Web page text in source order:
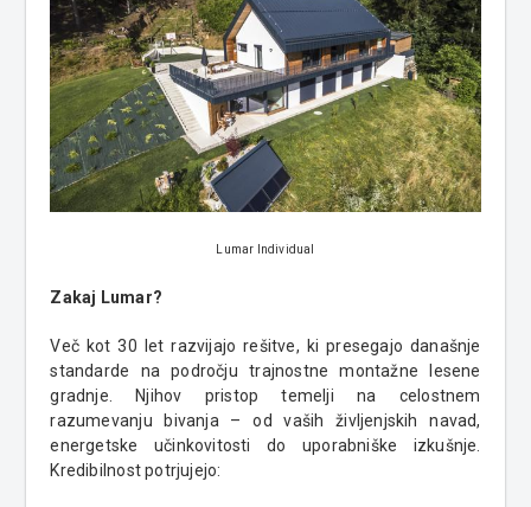
Lumar Individual
Zakaj Lumar?
Več kot 30 let razvijajo rešitve, ki presegajo današnje
standarde na področju trajnostne montažne lesene
gradnje. Njihov pristop temelji na celostnem
razumevanju bivanja – od vaših življenjskih navad,
energetske učinkovitosti do uporabniške izkušnje.
Kredibilnost potrjujejo: